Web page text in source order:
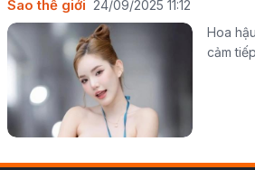
Sao thế giới 24/09/2025 11:12
Hoa
cảm